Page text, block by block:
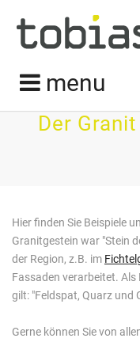
menu
Der
Hier finden Sie Beispiele
Granitgestein war "Stein
der Region, z.B. im
Fassaden verarbeitet.
gilt: "Feldspat, Quarz und
Gerne können Sie von